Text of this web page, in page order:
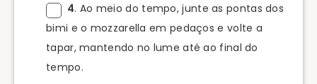
4. Ao meio do tempo, junte as pontas dos
bimi e o mozzarella em pedaços e volte a
tapar, mantendo no lume até ao final do
tempo.